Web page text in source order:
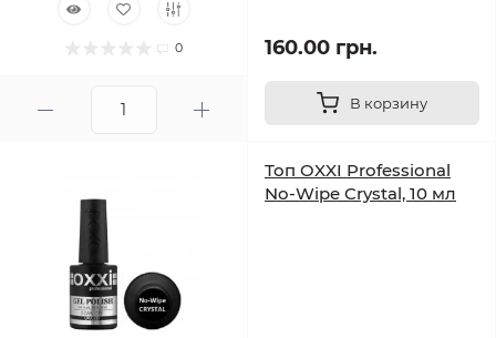
0 160.00 грн.
В корзину
Топ OXXI Professional
No-Wipe Crystal, 10 мл